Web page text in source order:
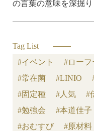
の言葉の意味を深掘
Tag List
#イベント
#ローフ
#常在菌
#LINIO
#固定種
#人気 #
#勉強会
#本道佳子
#おむすび
#原材料